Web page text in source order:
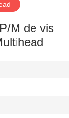
M de vis